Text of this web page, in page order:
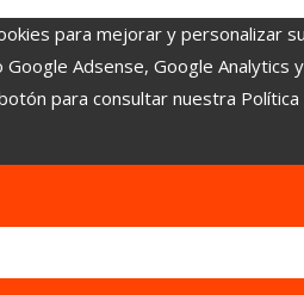
para mejorar y personalizar
Adsense, Google
para consultar nuestra